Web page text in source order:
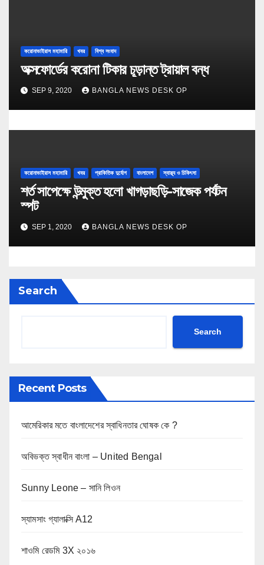
করোনাভাইরাস মহামারি খবর বিশ্ব সংবাদ
অক্সফোর্ডের করোনা টিকার চূড়ান্ত ট্রায়াল বন্ধ
SEP 9, 2020 BANGLA NEWS DESK OP
করোনাভাইরাস মহামারি খবর প্রাকিতিক দুর্যোগ বাংলাদেশ স্বাস্থ্য ও চিকিৎসা
শর্ত সাপেক্ষে উন্মুক্ত হলো খাগড়াছড়ি-সাজেক পর্যটন
স্পট
SEP 1, 2020 BANGLA NEWS DESK OP
Search
Search
Recent Posts
আমেরিকার মতে বাংলাদেশের স্বাধিনতার ঘোষক কে ?
অবিভক্ত স্বাধীন বাংলা – United Bengal
Sunny Leone – সানি লিওন
স্যামসাং গ্যালাক্সি A12
শাওমি রেডমি 3X ২০১৬